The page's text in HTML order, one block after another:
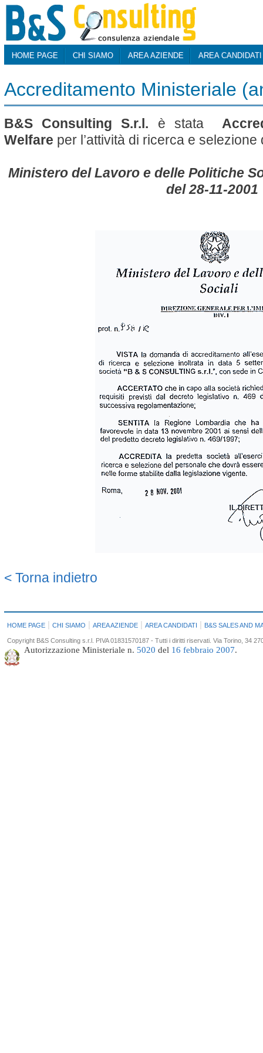
HOME PAGE CHI SIAMO AREA AZIENDE AREA CANDIDATI
Accreditamento Ministeriale
B&S Consulting S.r.l. è stata
Welfare per l’attività di ricerca e
Ministero del Lavoro e delle Politiche
del 28-11-2001
< Torna indietro
HOME PAGE| CHI SIAMO | AREA AZIENDE| AREA CANDIDATI | B&S SALES AND
Copyright B&S Consulting s.r.l. PIVA 01831570187 - Tutti i diritti riservati. Via Torino, 34
Autorizzazione Ministeriale n. 5020 del 16 febbraio 2007.